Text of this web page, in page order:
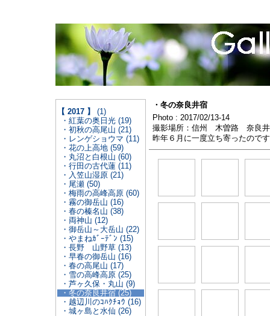
【 2017 】
(1)
・紅葉の奥日光 (19)
・初秋の高尾山 (21)
・レンゲショウマ (11)
・花の上高地 (59)
・丸沼と白根山 (60)
・行田の古代蓮 (11)
・入笠山湿原 (21)
・尾瀬 (50)
・梅雨の高峰高原 (60)
・霧の御岳山 (16)
・春の榛名山 (38)
・両神山 (12)
・御岳山～大岳山 (22)
・やまねｶﾞｰﾃﾞﾝ (15)
・長野 山野草 (13)
・早春の御岳山 (16)
・春の高尾山 (17)
・雪の高峰高原 (25)
・芦ヶ久保・丸山 (9)
・冬の奈良井宿 (25)
・越辺川のｺﾊｸﾁｮｳ (16)
・城ヶ島と水仙 (26)
・冬の奈良井宿
Photo : 2017/02/13-14
撮影場所：信州 木曽路 奈良
昨年６月に一度立ち寄ったので